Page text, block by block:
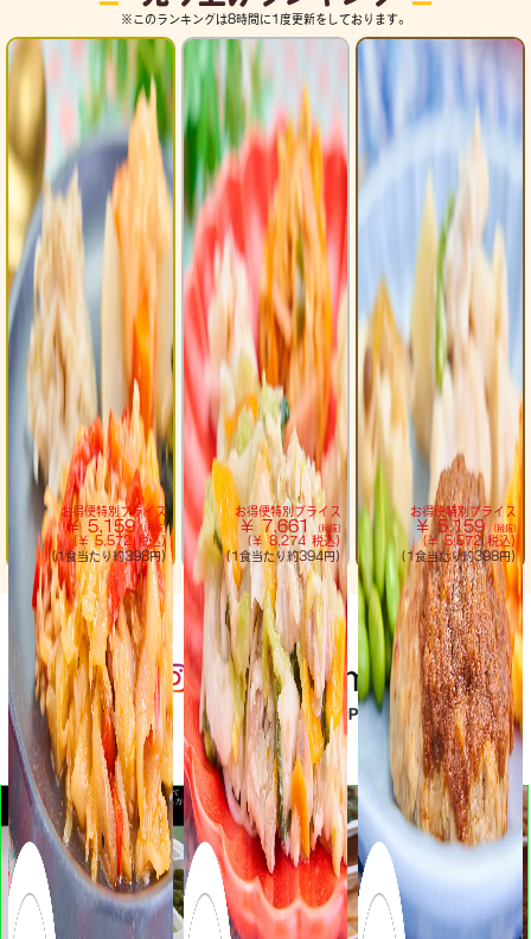
※このランキングは8時間に1度更新をしております。
お得便特別プライス
¥ 5,159 (税抜)
(¥ 5,572 税込)
(1食当たり約398円)
お得便特別プライス
¥ 7,661 (税抜)
(¥ 8,274 税込)
(1食当たり約394円)
お得便特別プライス
¥ 5,159 (税抜)
(¥ 5,572 税込)
(1食当たり約398円)